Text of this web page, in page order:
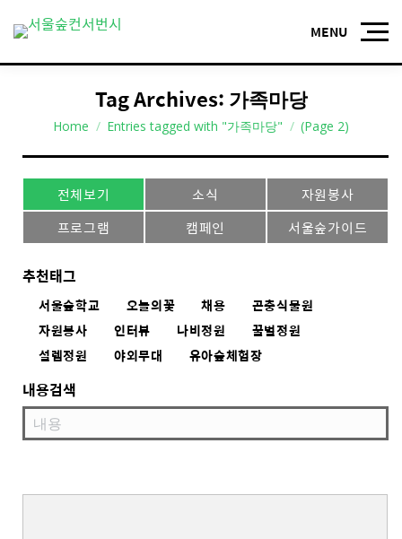
Tag Archives: 가족마당
You are here:
Home Entries tagged with "가족마당" (Page 2)
전체보기 소식
자원봉사
프로그램
캠페인 서울숲가이드
추천태그
서울숲학교 오늘의꽃 채용
곤충식물원
자원봉사
인터뷰 나비정원
꿀벌정원
설렘정원
야외무대 유아숲체험장
내용검색